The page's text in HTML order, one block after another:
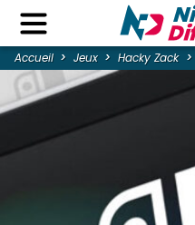
Accueil Jeux Hacky Zack